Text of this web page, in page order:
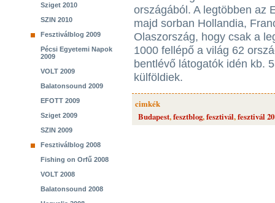
Sziget 2010
SZIN 2010
Fesztiválblog 2009
Pécsi Egyetemi Napok
2009
VOLT 2009
Balatonsound 2009
EFOTT 2009
Sziget 2009
SZIN 2009
Fesztiválblog 2008
Fishing on Orfű 2008
VOLT 2008
Balatonsound 2008
országából. A legtöbben az
majd sorban Hollandia,
Olaszország, hogy csak a
1000 fellépő a világ 62
bentlévő látogatók idén kb.
külföldiek.
cimkék
Budapest,fesztblog,fesztivál,fesztivál